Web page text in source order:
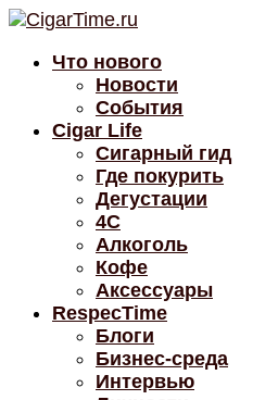
Что нового
Новости
События
Cigar Life
Сигарный гид
Где покурить
Дегустации
4C
Алкоголь
Кофе
Аксессуары
RespecTime
Блоги
Бизнес-среда
Интервью